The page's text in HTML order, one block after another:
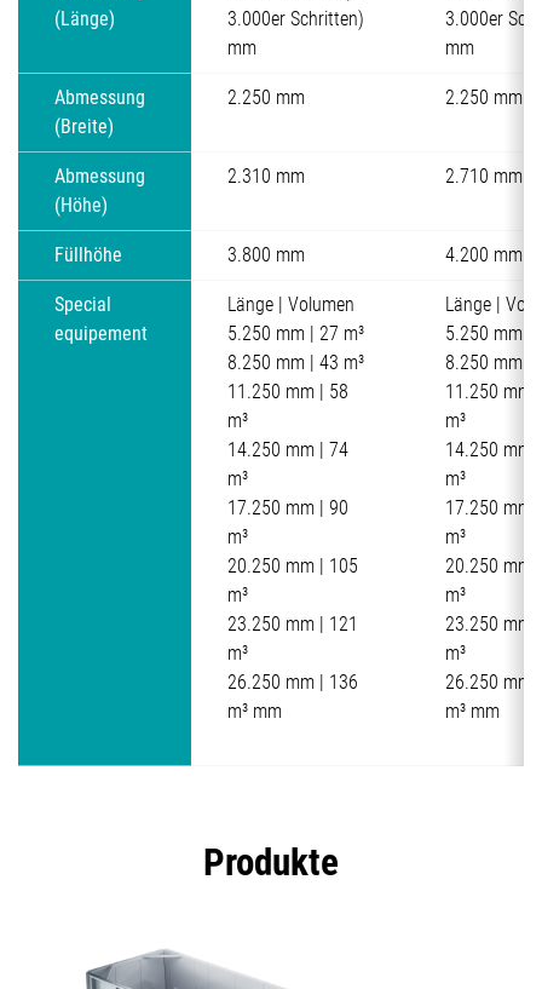
(Länge)
3.000er Schritten)
mm
3.000er
mm
Abmessung
(Breite)
2.250 mm 2.250 mm
Abmessung
(Höhe)
2.310 mm 2.710 mm
Füllhöhe 3.800 mm 4.200 mm
Special
equipement
Länge | Volumen
5.250 mm | 27 m³
8.250 mm | 43 m³
11.250 mm | 58
m³
14.250 mm | 74
m³
17.250 mm | 90
m³
20.250 mm | 105
m³
23.250 mm | 121
m³
26.250 mm | 136
m³ mm
Länge |
5.250 mm |
8.250 mm |
11.250 mm
m³
14.250 mm
m³
17.250 mm
m³
20.250 mm
m³
23.250 mm
m³
26.250 mm
m³ mm
Produkte